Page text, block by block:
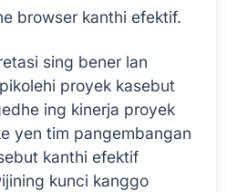
browser kanthi efektif.
sing bener lan
proyek kasebut
ing kinerja proyek
yen tim pangembangan
kanthi efektif
kunci kanggo